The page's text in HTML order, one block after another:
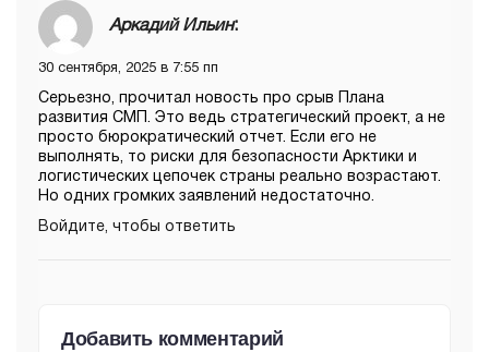
Аркадий Ильин:
30 сентября, 2025 в 7:55 пп
Серьезно, прочитал новость про срыв Плана
развития СМП. Это ведь стратегический проект, а не
просто бюрократический отчет. Если его не
выполнять, то риски для безопасности Арктики и
логистических цепочек страны реально возрастают.
Но одних громких заявлений недостаточно.
Войдите, чтобы ответить
Добавить комментарий